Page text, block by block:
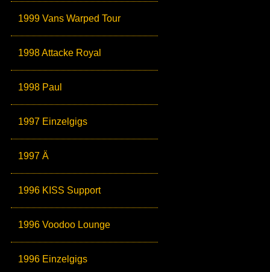
1999 Vans Warped Tour
1998 Attacke Royal
1998 Paul
1997 Einzelgigs
1997 Ä
1996 KISS Support
1996 Voodoo Lounge
1996 Einzelgigs